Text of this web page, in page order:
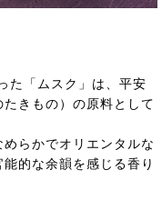
た「ムスク」は、平安
きもの）の原料として
らかでオリエンタルな
的な余韻を感じる香り